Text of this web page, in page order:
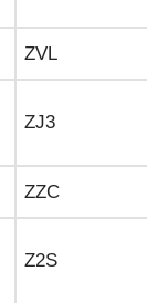
ZVL
ZJ3
ZZC
Z2S